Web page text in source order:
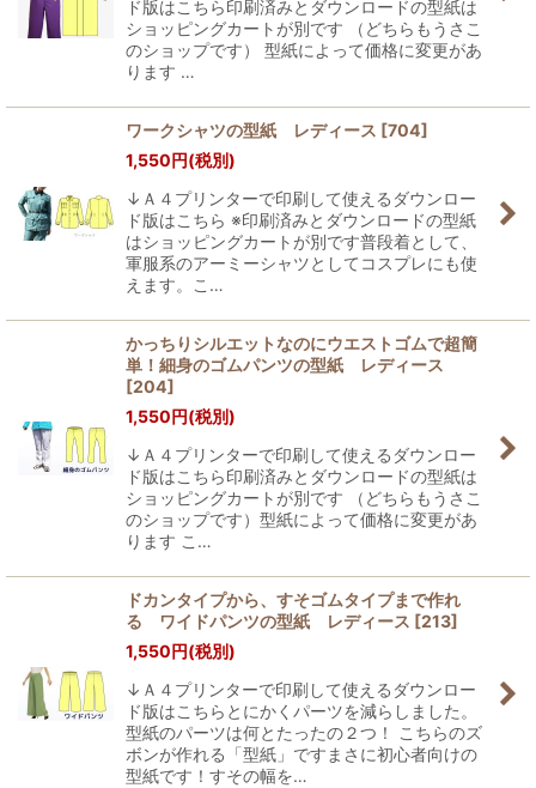
ド版はこちら印刷済みとダウンロードの型紙は
ショッピングカートが別です （どちらもうさこ
のショップです） 型紙によって価格に変更があ
ります …
ワークシャツの型紙 レディース [704]
1,550円(税別)
↓Ａ４プリンターで印刷して使えるダウンロー
ド版はこちら ※印刷済みとダウンロードの型紙
はショッピングカートが別です普段着として、
軍服系のアーミーシャツとしてコスプレにも使
えます。こ…
かっちりシルエットなのにウエストゴムで超簡
単！細身のゴムパンツの型紙 レディース
[204]
1,550円(税別)
↓Ａ４プリンターで印刷して使えるダウンロー
ド版はこちら印刷済みとダウンロードの型紙は
ショッピングカートが別です （どちらもうさこ
のショップです）型紙によって価格に変更があ
ります こ…
ドカンタイプから、すそゴムタイプまで作れ
る ワイドパンツの型紙 レディース [213]
1,550円(税別)
↓Ａ４プリンターで印刷して使えるダウンロー
ド版はこちらとにかくパーツを減らしました。
型紙のパーツは何とたったの２つ！ こちらのズ
ボンが作れる「型紙」ですまさに初心者向けの
型紙です！すその幅を…